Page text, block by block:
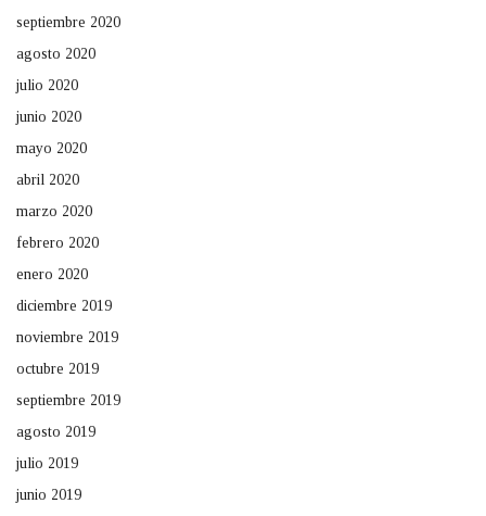
septiembre 2020
agosto 2020
julio 2020
junio 2020
mayo 2020
abril 2020
marzo 2020
febrero 2020
enero 2020
diciembre 2019
noviembre 2019
octubre 2019
septiembre 2019
agosto 2019
julio 2019
junio 2019